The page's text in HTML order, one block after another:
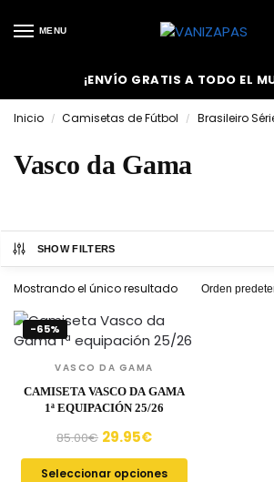
MENU
¡ENVÍO GRATIS A TODO EL
Inicio / Camisetas de Fútbol / Brasileiro
Vasco da Gama
SHOW FILTERS
Mostrando el único resultado
-65%
VASCO DA GAMA
CAMISETA VASCO DA GAMA
1ª EQUIPACIÓN 25/26
85.00€ 29.95€
Seleccionar opciones